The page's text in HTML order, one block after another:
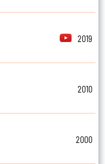
2019
2010
2000